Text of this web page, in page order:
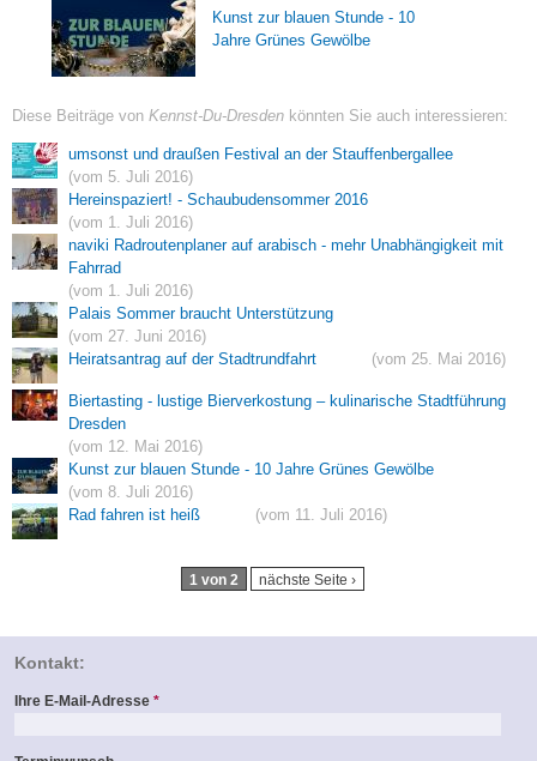
Kunst zur blauen Stunde - 10
Jahre Grünes Gewölbe
Diese Beiträge von Kennst-Du-Dresden könnten Sie auch interessieren:
umsonst und draußen Festival an der Stauffenbergallee
(vom 5. Juli 2016)
Hereinspaziert! - Schaubudensommer 2016
(vom 1. Juli 2016)
naviki Radroutenplaner auf arabisch - mehr Unabhängigkeit mit
Fahrrad
(vom 1. Juli 2016)
Palais Sommer braucht Unterstützung
(vom 27. Juni 2016)
Heiratsantrag auf der Stadtrundfahrt
(vom 25. Mai 2016)
Biertasting - lustige Bierverkostung – kulinarische Stadtführung
Dresden
(vom 12. Mai 2016)
Kunst zur blauen Stunde - 10 Jahre Grünes Gewölbe
(vom 8. Juli 2016)
Rad fahren ist heiß
(vom 11. Juli 2016)
1 von 2 nächste Seite ›
Kontakt:
Ihre E-Mail-Adresse*